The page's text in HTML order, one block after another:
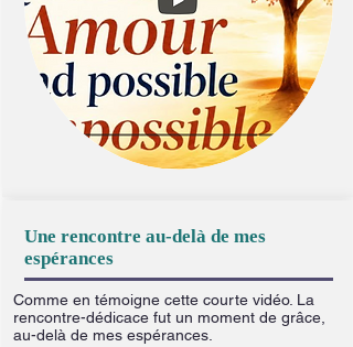
Une rencontre au-delà de mes
espérances
Comme en témoigne cette courte vidéo. La
rencontre-dédicace fut un moment de grâce,
au-delà de mes espérances.